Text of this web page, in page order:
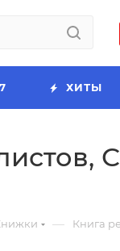
ХИТЫ
— Книга